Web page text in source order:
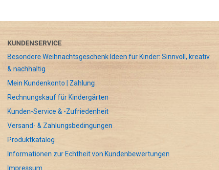
KUNDENSERVICE
Besondere Weihnachtsgeschenk Ideen für Kinder: Sinnvoll, kreativ
& nachhaltig
Mein Kundenkonto | Zahlung
Rechnungskauf für Kindergärten
Kunden-Service & -Zufriedenheit
Versand- & Zahlungsbedingungen
Produktkatalog
Informationen zur Echtheit von Kundenbewertungen
Impressum